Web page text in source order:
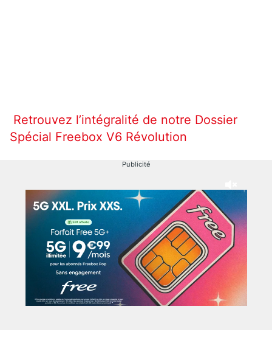
Retrouvez l’intégralité de notre Dossier
Spécial Freebox V6 Révolution
Publicité